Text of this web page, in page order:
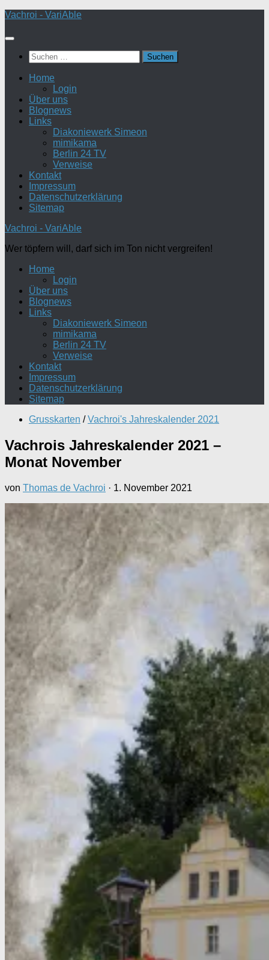
Zum
springen
Vachroi - VariAble
Suchen
nach:
Home
Login
Über uns
Blognews
Links
Diakoniewerk Simeon
mimikama
Berlin 24 TV
Verweise
Kontakt
Impressum
Datenschutzerklärung
Sitemap
Vachroi - VariAble
Wer töpfern will, darf sich im Ton nicht vergreifen!
Home
Login
Über uns
Blognews
Links
Diakoniewerk Simeon
mimikama
Berlin 24 TV
Verweise
Kontakt
Impressum
Datenschutzerklärung
Sitemap
Grusskarten / Vachroi's Jahreskalender 2021
Vachrois Jahreskalender 2021 –
Monat November
von Thomas de Vachroi · 1. November 2021